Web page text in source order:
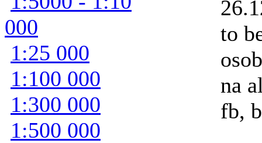
000
1:25 000
1:100 000
1:300 000
1:500 000
to
na
fb,